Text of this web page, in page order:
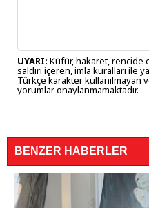
UYARI: Küfür, hakaret, rencide
saldırı içeren, imla kuralları ile
Türkçe karakter kullanılmayan
yorumlar onaylanmamaktadır.
BENZER HABERLER